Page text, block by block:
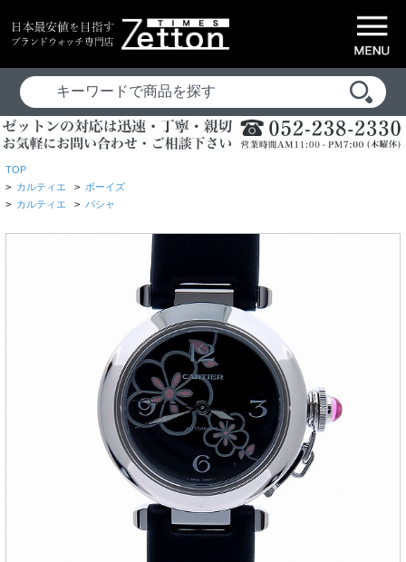
TOP
> カルティエ > ボーイズ
> カルティエ > パシャ